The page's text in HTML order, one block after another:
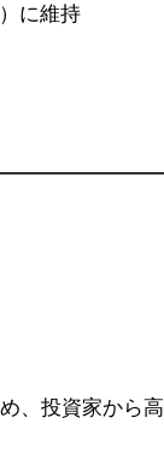
に維持
、投資家から